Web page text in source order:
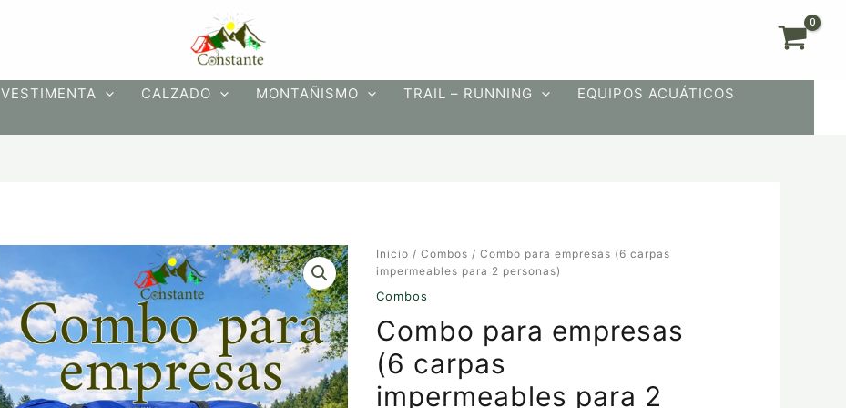
VESTIMENTA CALZADO MONTAÑISMO TRAIL – RUNNING
EQUIPOS ACUÁTICOS
Inicio /Combos / Combo para empresas (6 carpas
impermeables para 2 personas)
Combos
Combo para empresas
(6 carpas
impermeables para 2
Combo
para
(6
carpas
impermeables
para
2
personas)